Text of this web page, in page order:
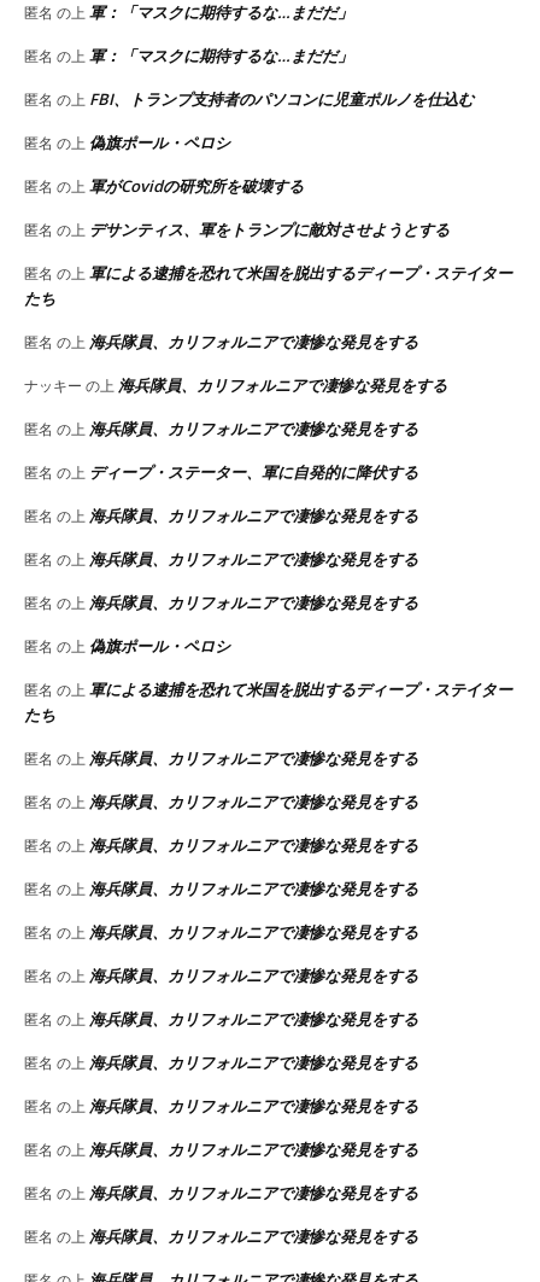
匿名 の上 軍：「マスクに期待するな…まだだ」
匿名 の上 軍：「マスクに期待するな…まだだ」
匿名 の上 FBI、トランプ支持者のパソコンに児童ポルノを仕込む
匿名 の上 偽旗ポール・ペロシ
匿名 の上 軍がCovidの研究所を破壊する
匿名 の上 デサンティス、軍をトランプに敵対させようとする
匿名 の上 軍による逮捕を恐れて米国を脱出するディープ・ステイター
たち
匿名 の上 海兵隊員、カリフォルニアで凄惨な発見をする
ナッキー の上 海兵隊員、カリフォルニアで凄惨な発見をする
匿名 の上 海兵隊員、カリフォルニアで凄惨な発見をする
匿名 の上 ディープ・ステーター、軍に自発的に降伏する
匿名 の上 海兵隊員、カリフォルニアで凄惨な発見をする
匿名 の上 海兵隊員、カリフォルニアで凄惨な発見をする
匿名 の上 海兵隊員、カリフォルニアで凄惨な発見をする
匿名 の上 偽旗ポール・ペロシ
匿名 の上 軍による逮捕を恐れて米国を脱出するディープ・ステイター
たち
匿名 の上 海兵隊員、カリフォルニアで凄惨な発見をする
匿名 の上 海兵隊員、カリフォルニアで凄惨な発見をする
匿名 の上 海兵隊員、カリフォルニアで凄惨な発見をする
匿名 の上 海兵隊員、カリフォルニアで凄惨な発見をする
匿名 の上 海兵隊員、カリフォルニアで凄惨な発見をする
匿名 の上 海兵隊員、カリフォルニアで凄惨な発見をする
匿名 の上 海兵隊員、カリフォルニアで凄惨な発見をする
匿名 の上 海兵隊員、カリフォルニアで凄惨な発見をする
匿名 の上 海兵隊員、カリフォルニアで凄惨な発見をする
匿名 の上 海兵隊員、カリフォルニアで凄惨な発見をする
匿名 の上 海兵隊員、カリフォルニアで凄惨な発見をする
匿名 の上 海兵隊員、カリフォルニアで凄惨な発見をする